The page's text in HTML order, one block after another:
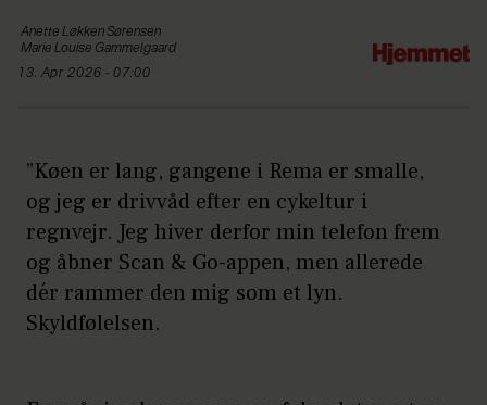
Anette LøkkenSørensen
Marie Louise Gammelgaard
13. Apr 2026 - 07:00
”Køen er lang, gangene i Rema er smalle,
og jeg er drivvåd efter en cykeltur i
regnvejr. Jeg hiver derfor min telefon frem
og åbner Scan & Go-appen, men allerede
dér rammer den mig som et lyn.
Skyldfølelsen.